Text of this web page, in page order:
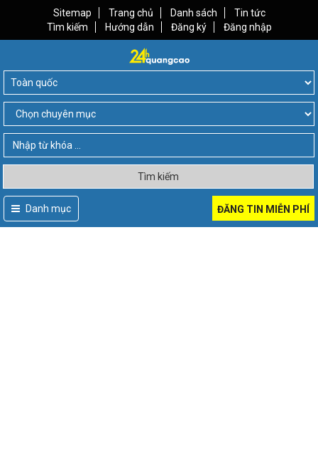
Sitemap Trang chủ Danh sách
Tin tức
Tìm kiếm
Hướng dẫn Đăng ký Đăng nhập
Tìm kiếm
Danh mục ĐĂNG TIN MIỄN PHÍ